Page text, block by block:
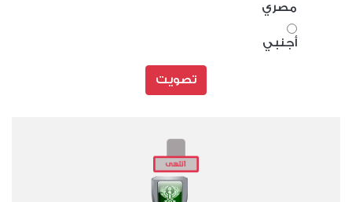
مصري
أجنبي
تصويت